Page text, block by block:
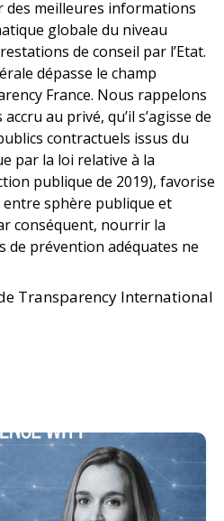
des meilleures informations
globale du niveau
de conseil par l’Etat.
dépasse le champ
France. Nous rappelons
au privé, qu’il s’agisse de
contractuels issus du
par la loi relative à la
publique de 2019), favorise
entre sphère publique et
conséquent, nourrir la
de prévention adéquates ne
Transparency International